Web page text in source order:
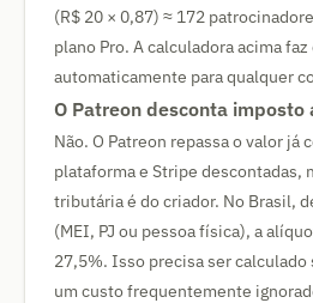
(R$ 20 × 0,87) ≈ 172
plano Pro. A calculadora acima
automaticamente para qualquer
O Patreon desconta
Não. O Patreon repassa o valor já
plataforma e Stripe descontadas,
tributária é do criador. No Brasil,
(MEI, PJ ou pessoa física), a
27,5%. Isso precisa ser
um custo frequentemente